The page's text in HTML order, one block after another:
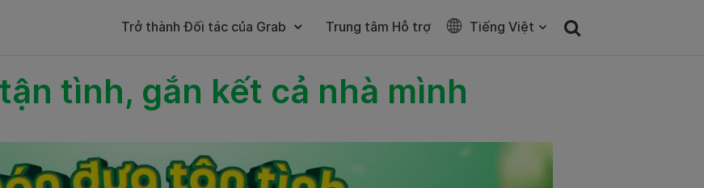
Trở thành Đối tác của Grab Trung tâm Hỗ trợ Tiếng Việt
tình, gắn kết cả nhà mình